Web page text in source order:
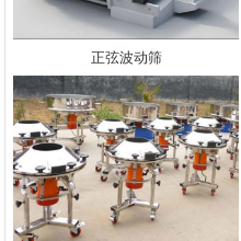
正弦波动筛